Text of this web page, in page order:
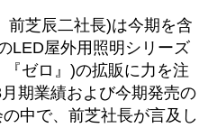
前芝辰二社長)は今期を含
LED屋外用照明シリーズ
ゼロ』)の拡販に力を注
期業績および今期発売の
中で、前芝社長が言及し